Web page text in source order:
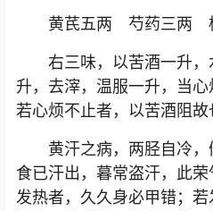
黄芪五两 芍药三两
右三味，以苦酒一升
升，去滓，温服一升，当心
若心烦不止者，以苦酒阻故
黄汗之病，两胫自冷，
食已汗出，暮常盗汗，此
发热者，久久身必甲错；